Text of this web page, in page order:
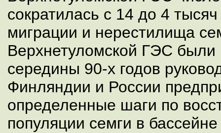
сократилась с 14 до 4
миграции и нерестилища
Верхнетуломской ГЭС
середины 90-х годов
Финляндии и России
определенные шаги по
популяции семги в